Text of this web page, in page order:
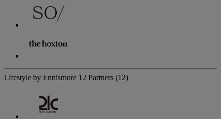
Lifestyle by Ennismore 12 Partners (12)